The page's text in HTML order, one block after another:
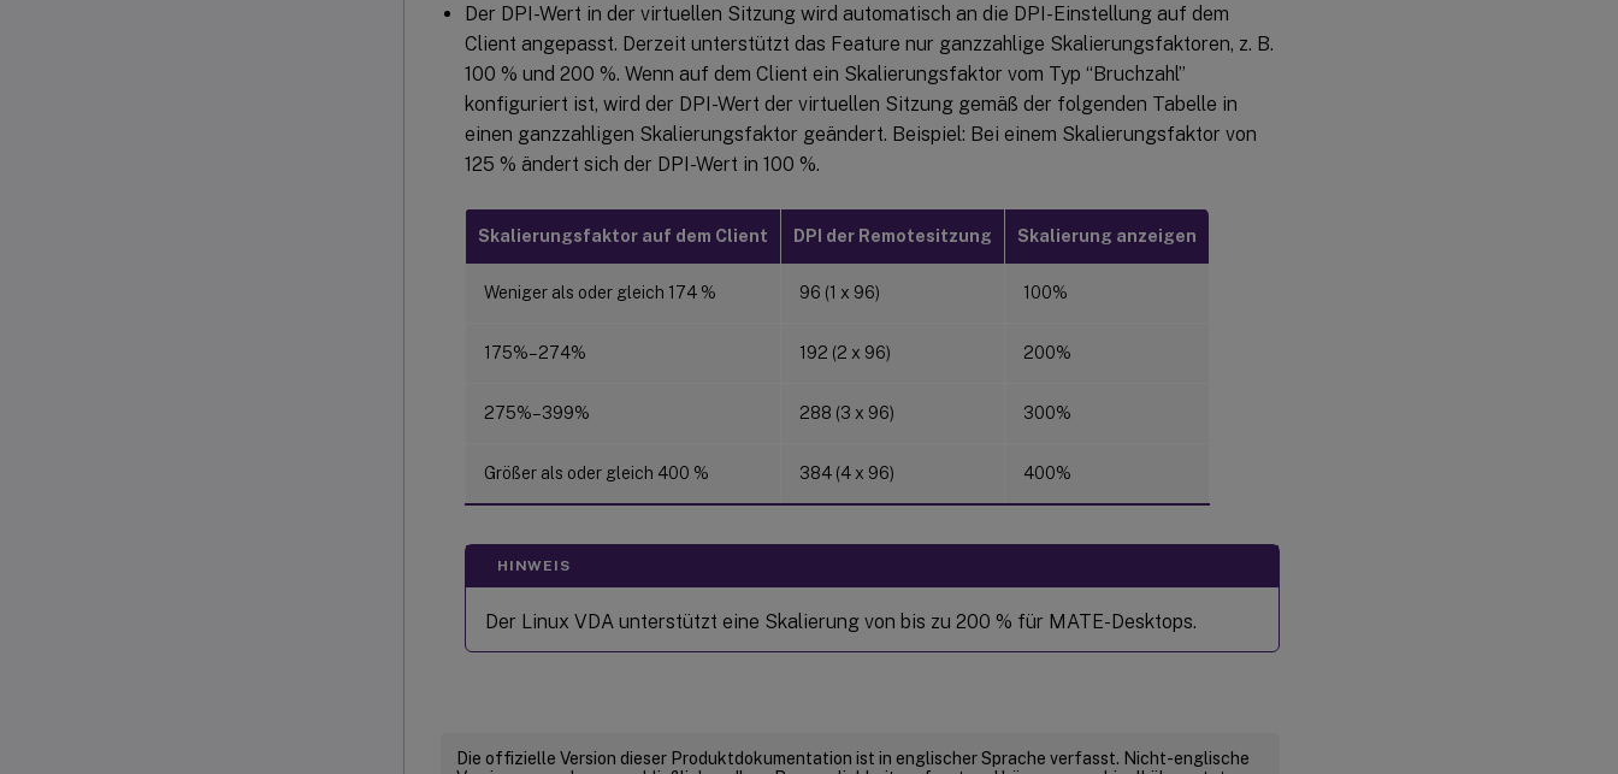
Der DPI-Wert in der virtuellen Sitzung wird automatisch an die DPI-Einstellung auf dem
Client angepasst. Derzeit unterstützt das Feature nur ganzzahlige Skalierungsfaktoren, z. B.
100 % und 200 %. Wenn auf dem Client ein Skalierungsfaktor vom Typ “Bruchzahl”
konfiguriert ist, wird der DPI-Wert der virtuellen Sitzung gemäß der folgenden Tabelle in
einen ganzzahligen Skalierungsfaktor geändert. Beispiel: Bei einem Skalierungsfaktor von
125 % ändert sich der DPI-Wert in 100 %.
Skalierungsfaktor auf dem Client DPI der Remotesitzung Skalierung anzeigen
Weniger als oder gleich 174 % 96 (1 x 96) 100%
175%–274% 192 (2 x 96) 200%
275%–399% 288 (3 x 96) 300%
Größer als oder gleich 400 % 384 (4 x 96) 400%
HINWEIS
Der Linux VDA unterstützt eine Skalierung von bis zu 200 % für MATE-Desktops.
Die offizielle Version dieser Produktdokumentation ist in englischer Sprache verfasst. Nicht-englische